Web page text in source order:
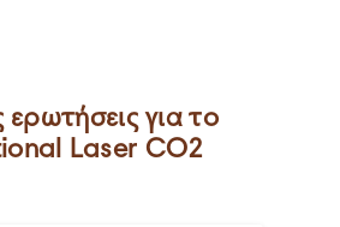
ερωτήσεις για το
Laser CO2